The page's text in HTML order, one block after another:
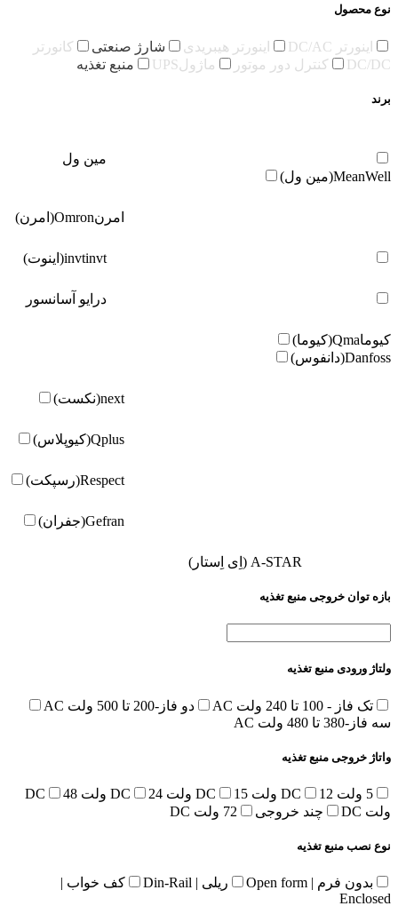
نوع محصول
اینورتر DC/AC اینورتر هیبریدی شارژ صنعتی
کانورتر
DC/DC
کنترل دور موتور ماژولUPS منبع تغذیه
برند
مین ول
MeanWell(مین ول)
امرنOmron(امرن)
invtinvt(اینوت)
درایو آسانسور
کیوماQma(کیوما)
Danfoss(دانفوس)
next(نکست)
Qplus(کیوپلاس)
Respect(رسپکت)
Gefran(جفران)
A-STAR (اِی اِستار)
بازه توان خروجی منبع تغذیه
ولتاژ ورودی منبع تغذیه
تک فاز - 100 تا 240 ولت AC
دو فاز-200 تا 500 ولت AC
سه فاز-380 تا 480 ولت AC
واتاژ خروجی منبع تغذیه
5 ولت DC 12 ولت DC 15 ولت DC 24 ولت DC
48
ولت DC
چند خروجی 72 ولت DC
نوع نصب منبع تغذیه
بدون فرم | Open form ریلی | Din-Rail
کف خواب |
Enclosed